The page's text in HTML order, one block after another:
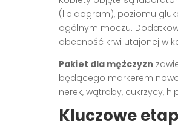
(lipidogram), poziomu
ogólnym moczu.
obecność krwi utajonej w
Pakiet dla mężczyzn
będącego markerem
nerek, wątroby, cukrzycy,
Kluczowe